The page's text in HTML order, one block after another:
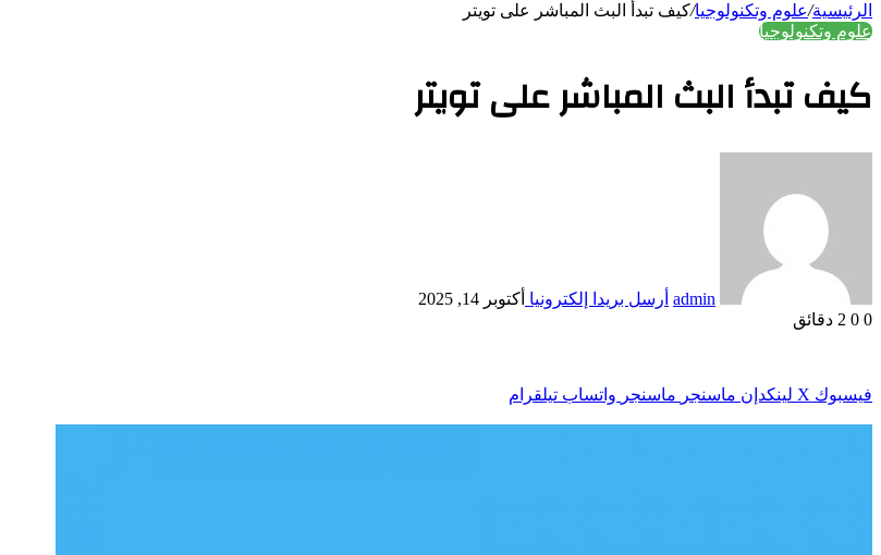
الرئيسية/علوم وتكنولوجيا/كيف تبدأ البث المباشر على تويتر
علوم وتكنولوجيا
كيف تبدأ البث المباشر على تويتر
admin أرسل بريدا إلكترونيا أكتوبر 14, 2025
0
2 دقائق
فيسبوك ‫X لينكدإن ماسنجر ماسنجر واتساب تيلقرام